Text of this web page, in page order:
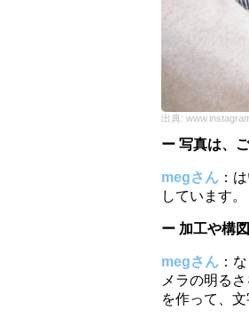
出典:
ー 写真は、
megさん ：
しています。
ー 加工や構
megさん ：
メラの明る
を作って、